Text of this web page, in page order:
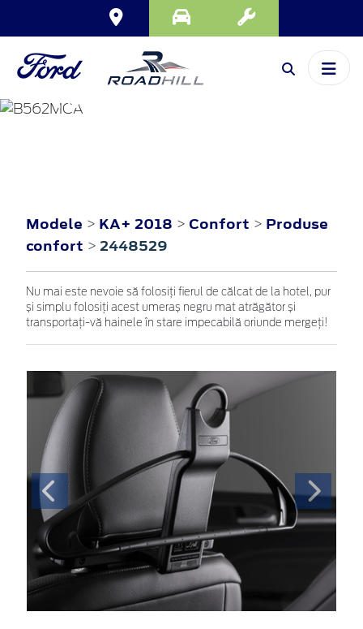
KA+
Modele > KA+ 2018 > Confort > Produse
confort > 2448529
Nu mai este nevoie să folosiți fierul de călcat de la hotel, pur
și simplu folosiți acest umeraș negru mat atrăgător și
transportați-vă hainele în stare impecabilă oriunde mergeți!